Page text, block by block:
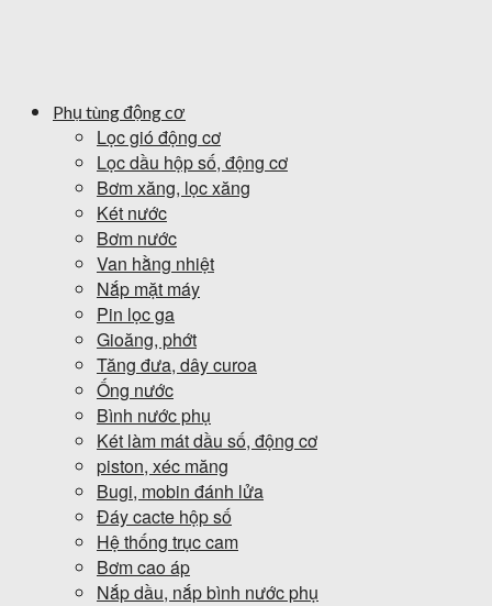
Phụ tùng động cơ
Lọc gió động cơ
Lọc dầu hộp số, động cơ
Bơm xăng, lọc xăng
Két nước
Bơm nước
Van hằng nhiệt
Nắp mặt máy
Pin lọc ga
Gioăng, phớt
Tăng đưa, dây curoa
Ống nước
Bình nước phụ
Két làm mát dầu số, động cơ
piston, xéc măng
Bugi, mobin đánh lửa
Đáy cacte hộp số
Hệ thống trục cam
Bơm cao áp
Nắp dầu, nắp bình nước phụ